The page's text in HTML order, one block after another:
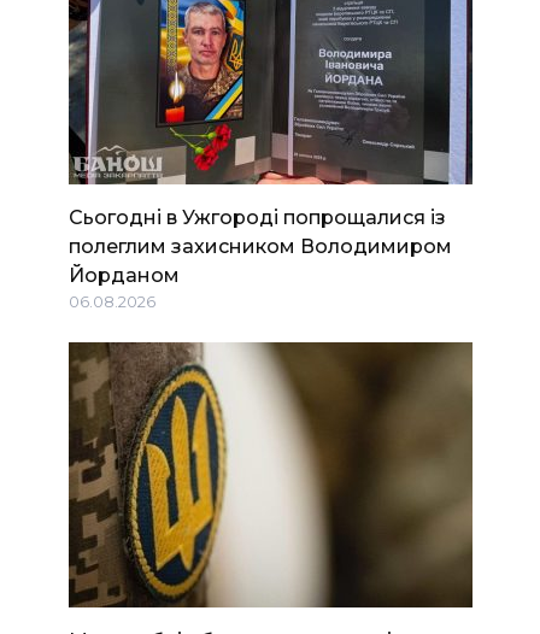
Сьогодні в Ужгороді попрощалися із
полеглим захисником Володимиром
Йорданом
06.08.2026